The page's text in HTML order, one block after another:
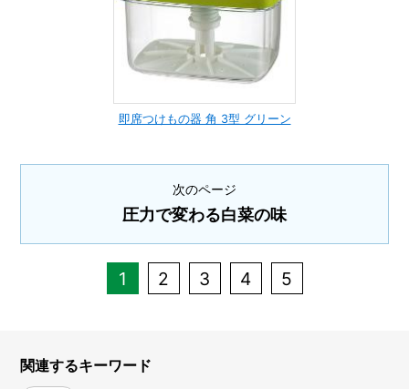
即席つけもの器 角 3型 グリーン
次のページ
圧力で変わる白菜の味
1 2 3 4 5
関連するキーワード